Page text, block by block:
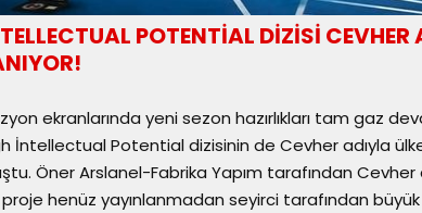
POTENTİAL DİZİSİ CEVHER
ekranlarında yeni sezon hazırlıkları tam gaz
İntellectual Potential dizisinin de Cevher adıyla
Öner Arslanel-Fabrika Yapım tarafından Cevher
henüz yayınlanmadan seyirci tarafından büyük